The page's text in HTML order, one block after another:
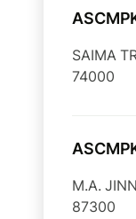
SAIMA
74000
M.A.
87300